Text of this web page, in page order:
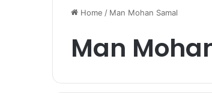
Home / Man Mohan Samal
Man